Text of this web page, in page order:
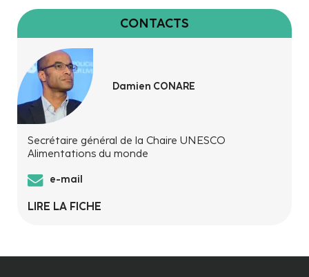
CONTACTS
Damien CONARE
Secrétaire général de la Chaire UNESCO
Alimentations du monde
e-mail
LIRE LA FICHE